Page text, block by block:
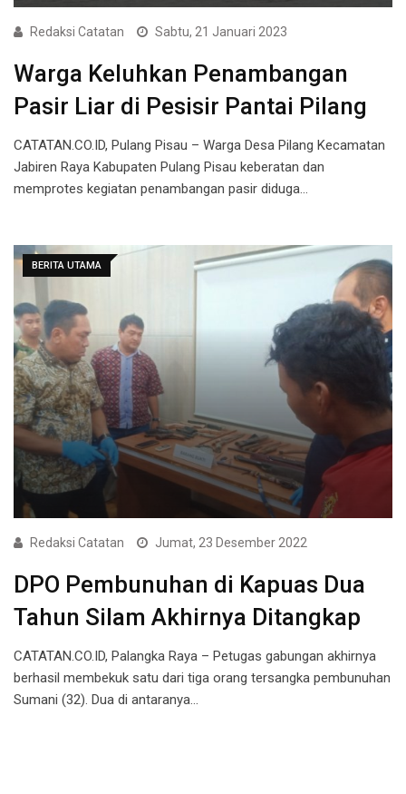
Redaksi Catatan Sabtu, 21 Januari 2023
Warga Keluhkan Penambangan
Pasir Liar di Pesisir Pantai Pilang
CATATAN.CO.ID, Pulang Pisau – Warga Desa Pilang Kecamatan
Jabiren Raya Kabupaten Pulang Pisau keberatan dan
memprotes kegiatan penambangan pasir diduga…
BERITA UTAMA
Redaksi Catatan Jumat, 23 Desember 2022
DPO Pembunuhan di Kapuas Dua
Tahun Silam Akhirnya Ditangkap
CATATAN.CO.ID, Palangka Raya – Petugas gabungan akhirnya
berhasil membekuk satu dari tiga orang tersangka pembunuhan
Sumani (32). Dua di antaranya…